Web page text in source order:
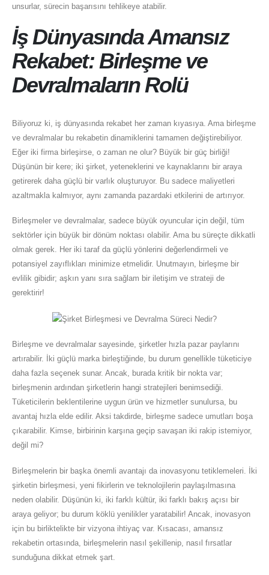
unsurlar, sürecin başarısını tehlikeye atabilir.
İş Dünyasında Amansız
Rekabet: Birleşme ve
Devralmaların Rolü
Biliyoruz ki, iş dünyasında rekabet her zaman kıyasıya. Ama birleşme
ve devralmalar bu rekabetin dinamiklerini tamamen değiştirebiliyor.
Eğer iki firma birleşirse, o zaman ne olur? Büyük bir güç birliği!
Düşünün bir kere; iki şirket, yeteneklerini ve kaynaklarını bir araya
getirerek daha güçlü bir varlık oluşturuyor. Bu sadece maliyetleri
azaltmakla kalmıyor, aynı zamanda pazardaki etkilerini de artırıyor.
Birleşmeler ve devralmalar, sadece büyük oyuncular için değil, tüm
sektörler için büyük bir dönüm noktası olabilir. Ama bu süreçte dikkatli
olmak gerek. Her iki taraf da güçlü yönlerini değerlendirmeli ve
potansiyel zayıflıkları minimize etmelidir. Unutmayın, birleşme bir
evlilik gibidir; aşkın yanı sıra sağlam bir iletişim ve strateji de
gerektirir!
Birleşme ve devralmalar sayesinde, şirketler hızla pazar paylarını
artırabilir. İki güçlü marka birleştiğinde, bu durum genellikle tüketiciye
daha fazla seçenek sunar. Ancak, burada kritik bir nokta var;
birleşmenin ardından şirketlerin hangi stratejileri benimsediği.
Tüketicilerin beklentilerine uygun ürün ve hizmetler sunulursa, bu
avantaj hızla elde edilir. Aksi takdirde, birleşme sadece umutları boşa
çıkarabilir. Kimse, birbirinin karşına geçip savaşan iki rakip istemiyor,
değil mi?
Birleşmelerin bir başka önemli avantajı da inovasyonu tetiklemeleri. İki
şirketin birleşmesi, yeni fikirlerin ve teknolojilerin paylaşılmasına
neden olabilir. Düşünün ki, iki farklı kültür, iki farklı bakış açısı bir
araya geliyor; bu durum köklü yenilikler yaratabilir! Ancak, inovasyon
için bu birliktelikte bir vizyona ihtiyaç var. Kısacası, amansız
rekabetin ortasında, birleşmelerin nasıl şekillenip, nasıl fırsatlar
sunduğuna dikkat etmek şart.